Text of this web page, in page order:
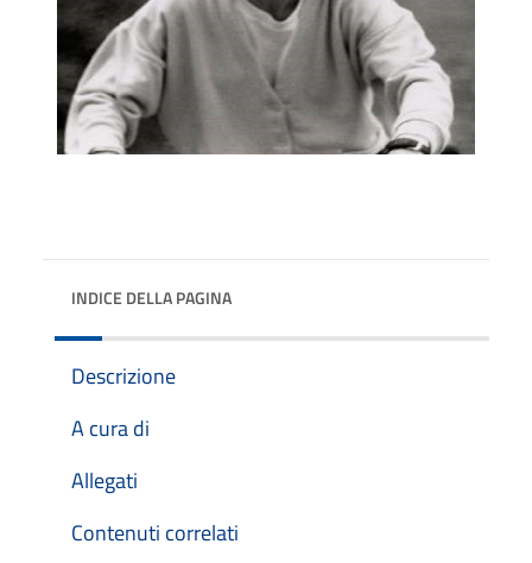
INDICE DELLA PAGINA
Descrizione
A cura di
Allegati
Contenuti correlati